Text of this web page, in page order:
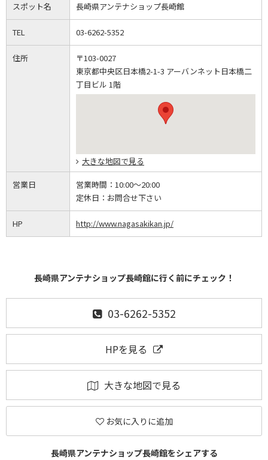
スポット名 長崎県アンテナショップ長崎館
TEL 03-6262-5352
住所
〒103-0027
東京都中央区日本橋2-1-3 アーバンネット日本橋二
丁目ビル 1階
大きな地図で見る
営業日 営業時間： 10:00～20:00
定休日： お問合せ下さい
HP http://www.nagasakikan.jp/
長崎県アンテナショップ長崎館に行く前にチェック！
03-6262-5352
HPを見る
大きな地図で見る
お気に入りに追加
長崎県アンテナショップ長崎館をシェアする